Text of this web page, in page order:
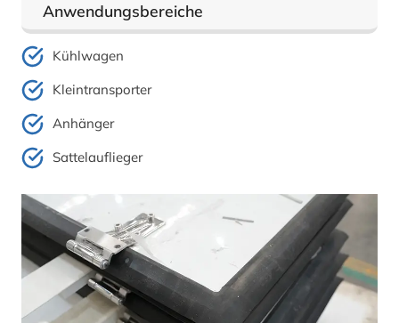
Anwendungsbereiche
Kühlwagen
Kleintransporter
Anhänger
Sattelauflieger